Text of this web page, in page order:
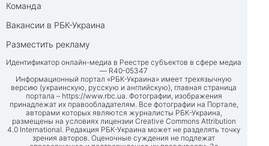
Команда
Вакансии в РБК-Украина
Разместить рекламу
Идентификатор онлайн-медиа в Реестре субъектов в сфере медиа
— R40-05347
Информационный портал «РБК-Украина» имеет трехязычную
версию (украинскую, русскую и английскую), главная страница
портала – https://www.rbc.ua. Фотографии, изображения
принадлежат их правообладателям. Все фотографии на Портале,
авторами которых являются журналисты РБК-Украина,
размещены на условиях лицензии Creative Commons Attribution
4.0 International. Редакция РБК-Украина может не разделять точку
зрения авторов. Оценочные суждения не подлежат